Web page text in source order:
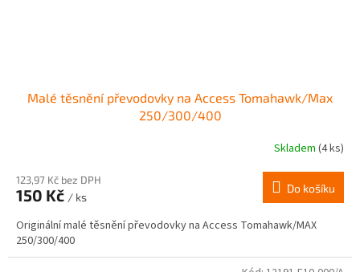
Malé těsnění převodovky na Access Tomahawk/Max
250/300/400
Skladem (4 ks)
123,97 Kč bez DPH
150 Kč / ks
Do košíku
Originální malé těsnění převodovky na Access Tomahawk/MAX
250/300/400